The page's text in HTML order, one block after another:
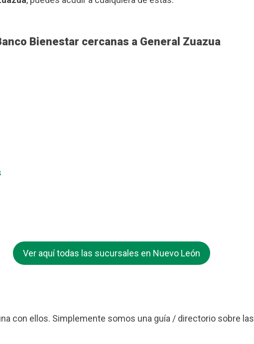
Bienestar cercanas a General Zuazua
Ver aquí todas las sucursales en Nuevo León
con ellos. Simplemente somos una guía / directorio sobre